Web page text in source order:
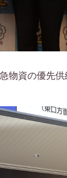
物資の優先